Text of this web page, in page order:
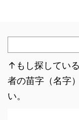
↑もし探してい
者の苗字（名字
い。